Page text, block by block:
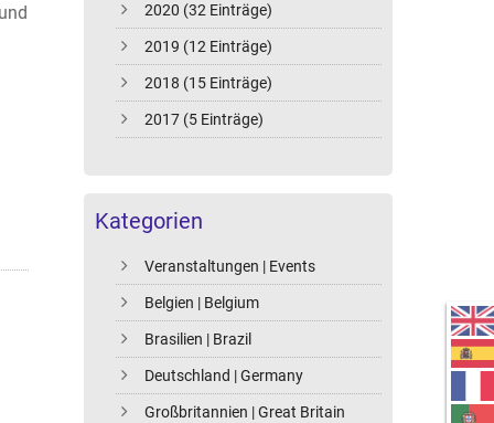
2020 (32 Einträge)
2019 (12 Einträge)
2018 (15 Einträge)
2017 (5 Einträge)
Kategorien
Veranstaltungen | Events
Belgien | Belgium
Brasilien | Brazil
Deutschland | Germany
Großbritannien | Great Britain